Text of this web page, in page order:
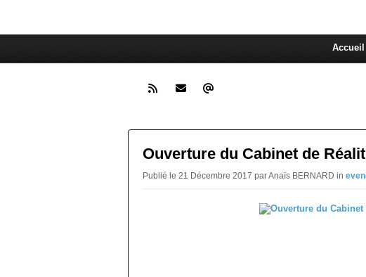
Accueil
Ouverture du Cabinet de
Publié le 21 Décembre 2017 par Anaïs BERNARD in